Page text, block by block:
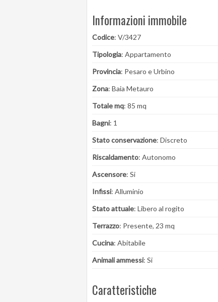
Informazioni immobile
Codice: V/3427
Tipologia: Appartamento
Provincia: Pesaro e Urbino
Zona: Baia Metauro
Totale mq: 85 mq
Bagni: 1
Stato conservazione: Discreto
Riscaldamento: Autonomo
Ascensore: Si
Infissi: Alluminio
Stato attuale: Libero al rogito
Terrazzo: Presente, 23 mq
Cucina: Abitabile
Animali ammessi: Si
Caratteristiche